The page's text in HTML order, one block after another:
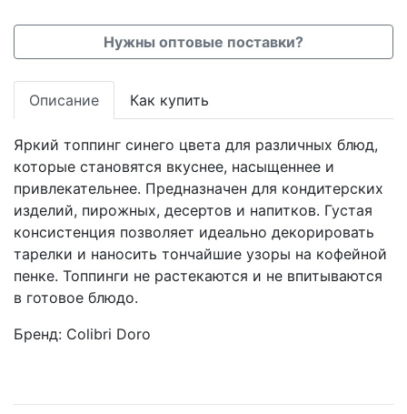
Нужны оптовые поставки?
Описание Как купить
Яркий топпинг синего цвета для различных блюд,
которые становятся вкуснее, насыщеннее и
привлекательнее. Предназначен для кондитерских
изделий, пирожных, десертов и напитков. Густая
консистенция позволяет идеально декорировать
тарелки и наносить тончайшие узоры на кофейной
пенке. Топпинги не растекаются и не впитываются
в готовое блюдо.
Бренд: Colibri Doro